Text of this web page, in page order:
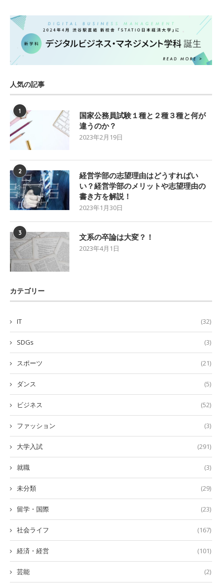
人気の記事
1
国家公務員試験１種と２種３種と何が
違うのか？
2023年2月19日
2
経営学部の志望理由はどうすればい
い？経営学部のメリットや志望理由の
書き方を解説！
2023年1月30日
3 文系の卒論は大変？！
2023年4月1日
カテゴリー
IT (32)
SDGs (3)
スポーツ (21)
ダンス (5)
ビジネス (52)
ファッション (3)
大学入試 (291)
就職 (3)
未分類 (29)
留学・国際 (23)
社会ライフ (167)
経済・経営 (101)
芸能 (2)